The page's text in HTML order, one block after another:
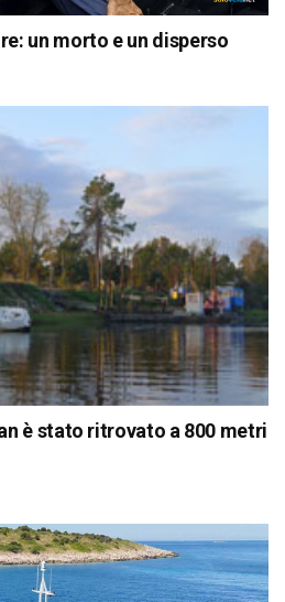
un morto e un disperso
è stato ritrovato a 800 metri